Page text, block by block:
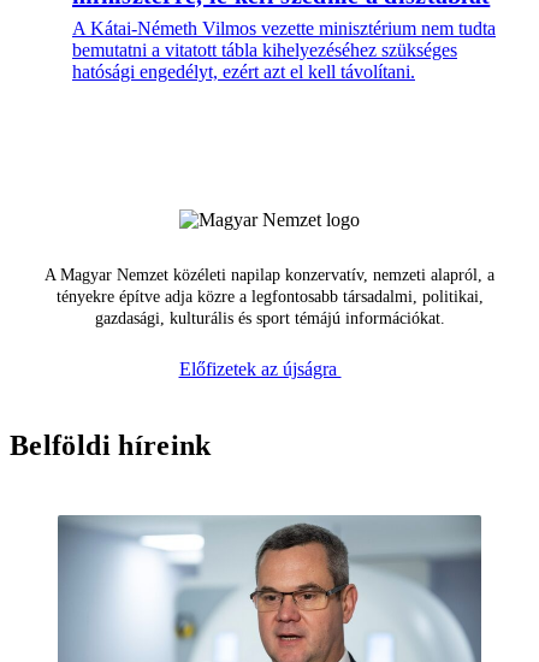
A Kátai-Németh Vilmos vezette minisztérium nem tudta
bemutatni a vitatott tábla kihelyezéséhez szükséges
hatósági engedélyt, ezért azt el kell távolítani.
A Magyar Nemzet közéleti napilap konzervatív, nemzeti alapról, a
tényekre építve adja közre a legfontosabb társadalmi, politikai,
gazdasági, kulturális és sport témájú információkat.
Előfizetek az újságra
Belföldi híreink